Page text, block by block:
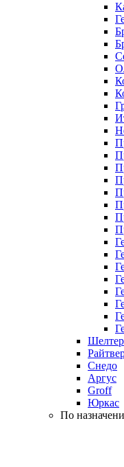
Шелтер
Снедо
Аргус
Groff
Юркас
По